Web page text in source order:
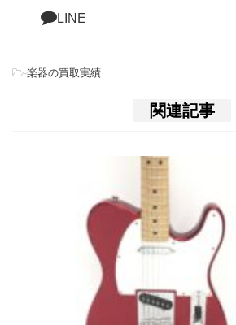
LINE
-楽器の買取実績
関連記事